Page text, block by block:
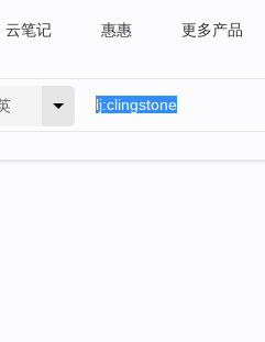
云笔记 惠惠 更多产品